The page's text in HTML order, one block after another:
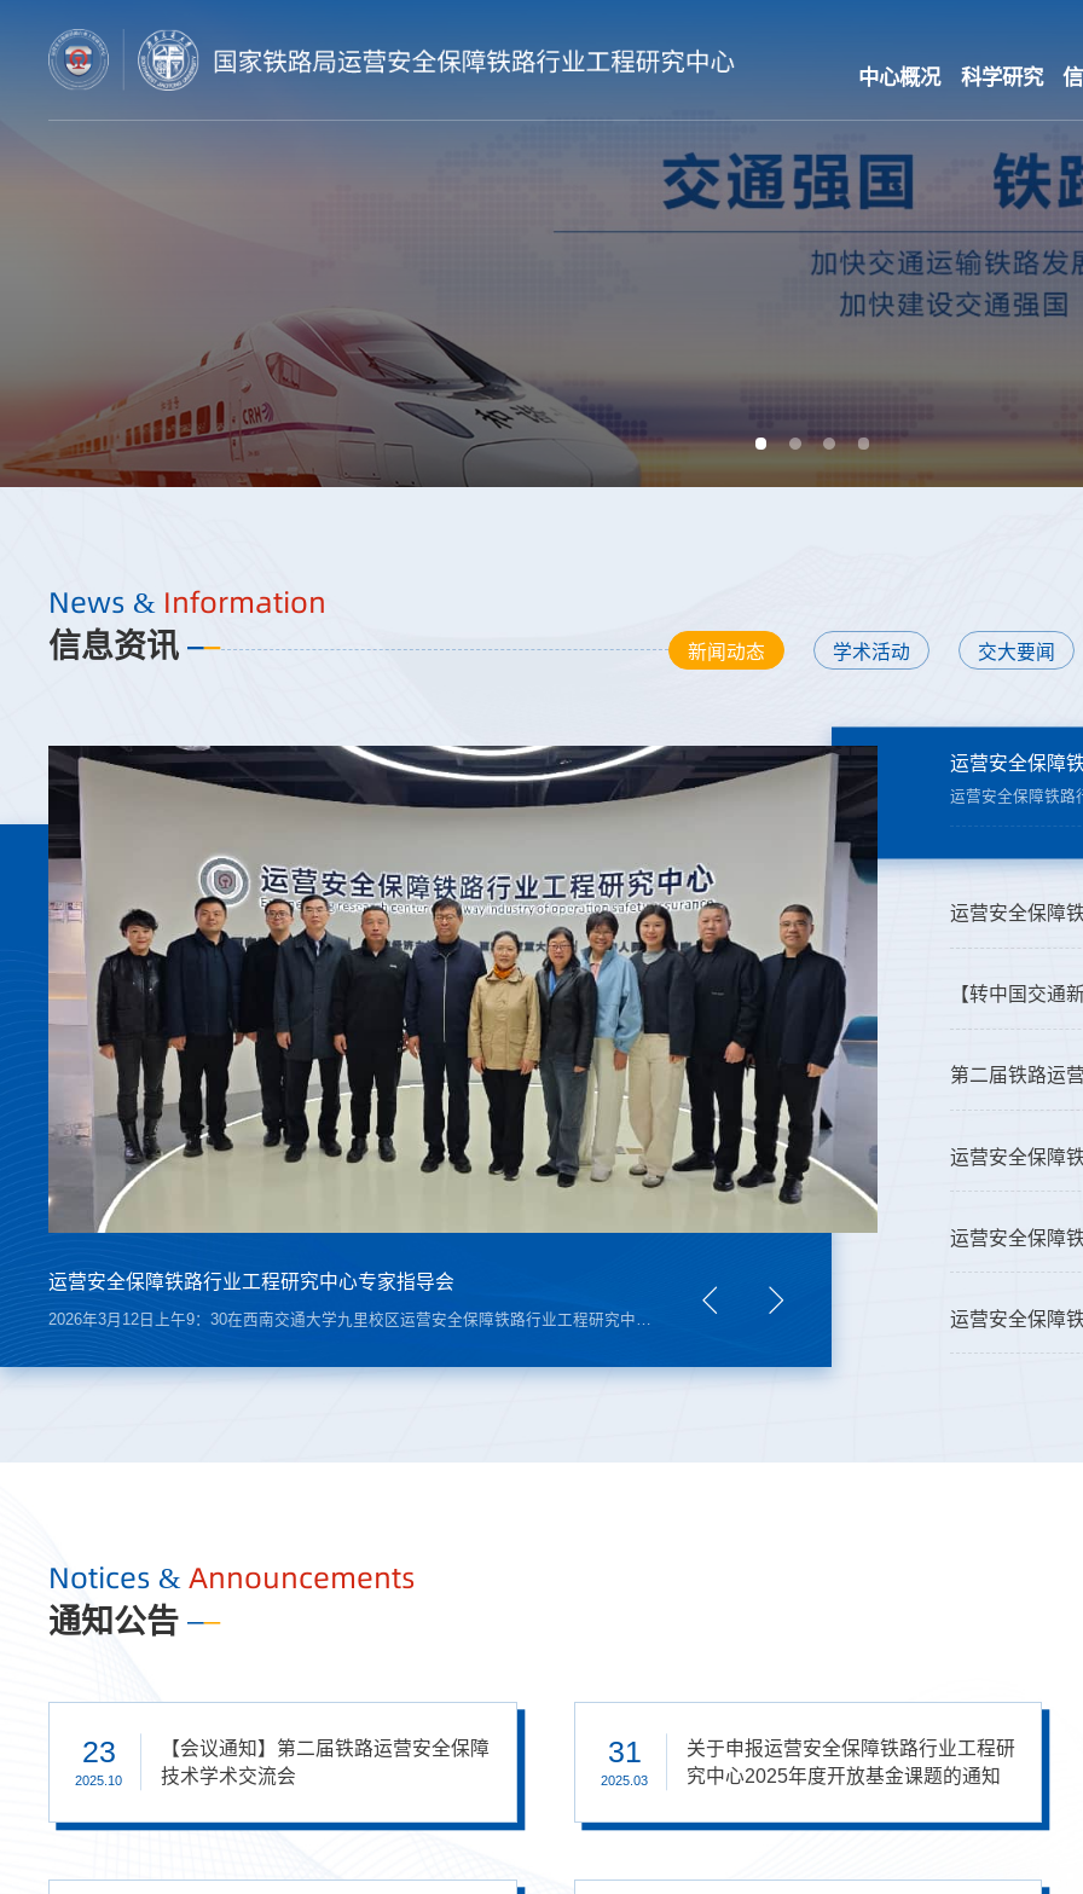
中心概况 科学研究
News & Information
信息资讯 新闻动态 学术活动 交大要闻
【转中国交通新闻网】西宁至成都铁路四川段首座隧道贯通
运营安全保障铁路行业工程研究中心专家指导会
第二届铁路运营安全保障技术学术交流会在昆明成功举办
运营安全保障铁路行业工程研究中心召开中建三局轨道公司交流会
2025年4月14日下午14:30在西南交通大学九里校区运营安全保障铁路行业工程研究中心召开中建三局轨道公司交流会。会议由主任朱健梅教授主持，中建三局轨道交通公司党委书记、总经理侯轶峰，党委副书记、执行总经理党力，安全总监陈亚鑫，总工程师张利平，科技基础设施部经理毛帅，中心常务副主任帅斌，副主任洪兵，科研项目部负责人张开冉，四川西南交大铁路发展股份有限公司董事长兼工程研究中心副主任王鹏翔，成都交大铁发轨道交通材料有限公司总经理江源，...
【转中国交通新闻网】西宁至成都铁路四川段首座隧道贯通
运营安全保障铁路行业工程研究中心专家指导会
运营安全保障
第二届铁路运
运营安全保障
运营安全保障
Notices &Announcements
通知公告
12
2022.03
关于2023 年国际铁路联盟（UIC）的项
目申报通知
22
2021.12
【征稿启事】国家铁路局科技期刊《铁
道技术标准(中英文)》
23
2025.10
【会议通知】第二届铁路运营安全保障
技术学术交流会
31
2025.03
关于申报运营安全保障铁路行业工程研
究中心2025年度开放基金课题的通知
12
2022.03
关于2023 年国际铁路联盟（UIC）的项
目申报通知
22
2021.12
【征稿启事】国家铁路局科技期刊《铁
道技术标准(中英文)》
23
2025.10
【会议通知】第二届铁路运营安全保障
技术学术交流会
31
2025.03
关于申报运营安全保障铁路行业工程研
究中心2025年度开放基金课题的通知